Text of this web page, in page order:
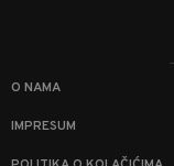
O NAMA
IMPRESUM